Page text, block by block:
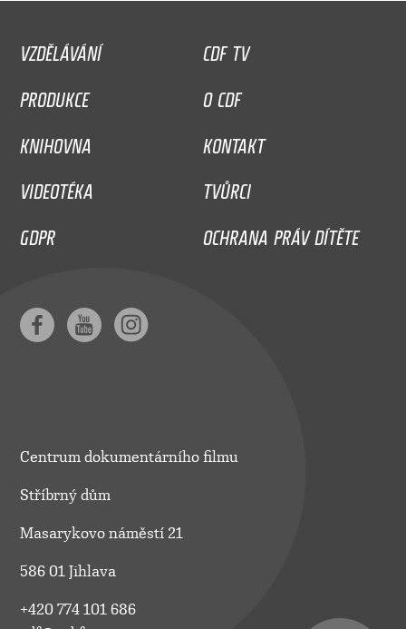
VZDĚLÁVÁNÍ
CDF TV
PRODUKCE
O CDF
KNIHOVNA
KONTAKT
VIDEOTÉKA
TVŮRCI
GDPR
OCHRANA PRÁV DÍTĚTE
Centrum dokumentárního filmu
Stříbrný dům
Masarykovo náměstí 21
586 01 Jihlava
+420 774 101 686